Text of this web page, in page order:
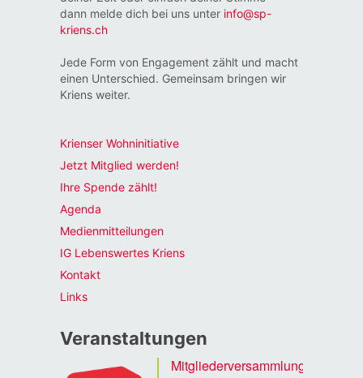
dann melde dich bei uns unter info@sp-
kriens.ch
Jede Form von Engagement zählt und macht
einen Unterschied. Gemeinsam bringen wir
Kriens weiter.
Krienser Wohninitiative
Jetzt Mitglied werden!
Ihre Spende zählt!
Agenda
Medienmitteilungen
IG Lebenswertes Kriens
Kontakt
Links
Veranstaltungen
Mitgliederversammlung